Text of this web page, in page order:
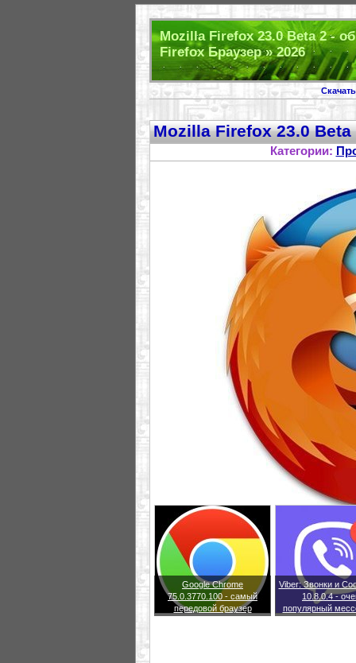
Mozilla Firefox 23.0 Beta 2 -
Firefox Браузер » 2026
Скачать
Mozilla Firefox 23.0
Категории:
Google Chrome
75.0.3770.100 - самый
передовой браузер
Viber: Звонки и
10.8.0.4 -
популярный